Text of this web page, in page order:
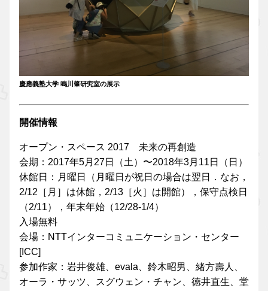
慶應義塾大学 鳴川肇研究室の展示
開催情報
オープン・スペース 2017 未来の再創造
会期：2017年5月27日（土）〜2018年3月11日（日）
休館日：月曜日（月曜日が祝日の場合は翌日．なお，
2/12［月］は休館，2/13［火］は開館），保守点検日
（2/11），年末年始（12/28-1/4）
入場無料
会場：NTTインターコミュニケーション・センター
[ICC]
参加作家：岩井俊雄、evala、鈴木昭男、緒方壽人、
オーラ・サッツ、スグウェン・チャン、徳井直生、堂